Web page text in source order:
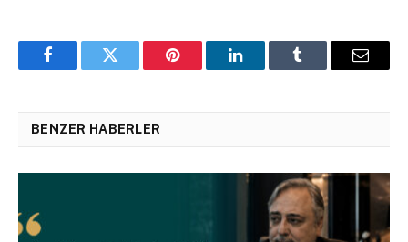
FacebookTwitter Pinterest LinkedInTumblr Email
BENZER HABERLER